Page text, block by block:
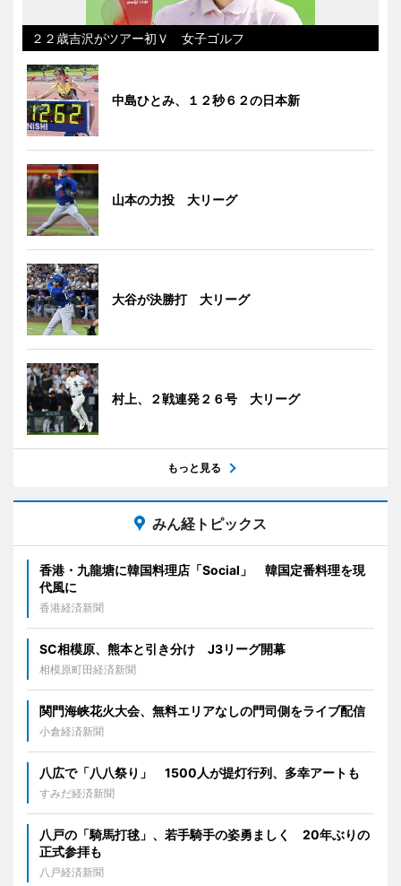
２２歳吉沢がツアー初Ｖ 女子ゴルフ
中島ひとみ、１２秒６２の日本新
山本の力投 大リーグ
大谷が決勝打 大リーグ
村上、２戦連発２６号 大リーグ
もっと見る
みん経トピックス
香港・九龍塘に韓国料理店「Social」 韓国定番料理を現
代風に
香港経済新聞
SC相模原、熊本と引き分け J3リーグ開幕
相模原町田経済新聞
関門海峡花火大会、無料エリアなしの門司側をライブ配信
小倉経済新聞
八広で「八八祭り」 1500人が提灯行列、多幸アートも
すみだ経済新聞
八戸の「騎馬打毬」、若手騎手の姿勇ましく 20年ぶりの
正式参拝も
八戸経済新聞